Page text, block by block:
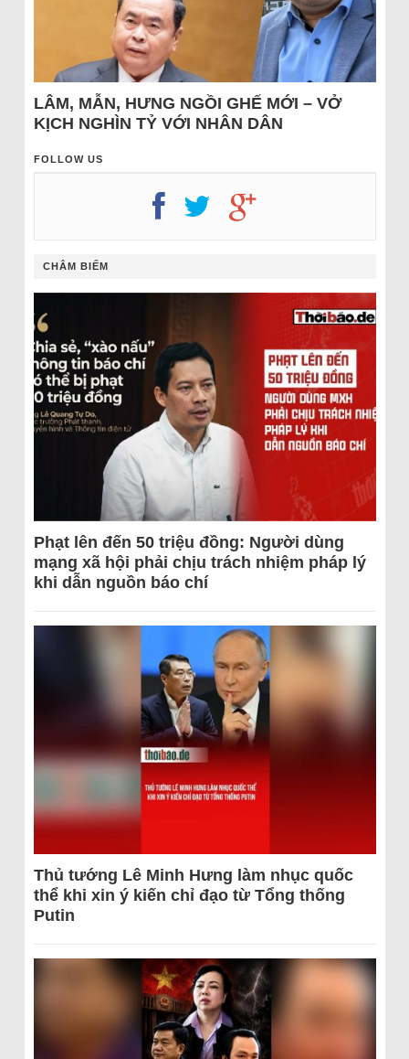
LÂM, MẪN, HƯNG NGỒI GHẾ MỚI – VỞ
KỊCH NGHÌN TỶ VỚI NHÂN DÂN
FOLLOW US
CHÂM BIẾM
Phạt lên đến 50 triệu đồng: Người dùng
mạng xã hội phải chịu trách nhiệm pháp lý
khi dẫn nguồn báo chí
Thủ tướng Lê Minh Hưng làm nhục quốc
thể khi xin ý kiến chỉ đạo từ Tổng thống
Putin